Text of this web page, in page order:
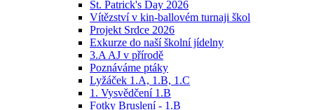
St. Patrick's Day 2026
Vítězství v kin-ballovém turnaji škol
Projekt Srdce 2026
Exkurze do naší školní jídelny
3.A AJ v přírodě
Poznáváme ptáky
Lyžáček 1.A, 1.B, 1.C
1. Vysvědčení 1.B
Fotky Bruslení - 1.B